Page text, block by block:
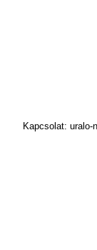
Kapcsolat: uralo-